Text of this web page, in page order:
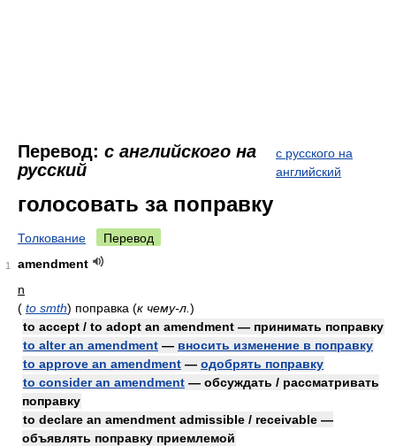
Перевод: с английского на
русский
с русского на
английский
голосовать за поправку
Толкование Перевод
1
amendment
n
( to smth) поправка (к чему-л. )
to accept / to adopt an amendment — принимать поправку
to alter an amendment — вносить изменение в поправку
to approve an amendment — одобрять поправку
to consider an amendment — обсуждать / рассматривать
поправку
to declare an amendment admissible / receivable —
объявлять поправку приемлемой